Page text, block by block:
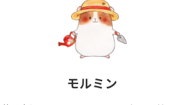
モルミン